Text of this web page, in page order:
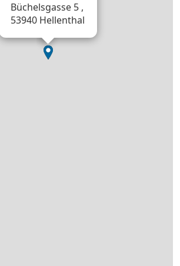
Büchelsgasse 5 ,
53940 Hellenthal